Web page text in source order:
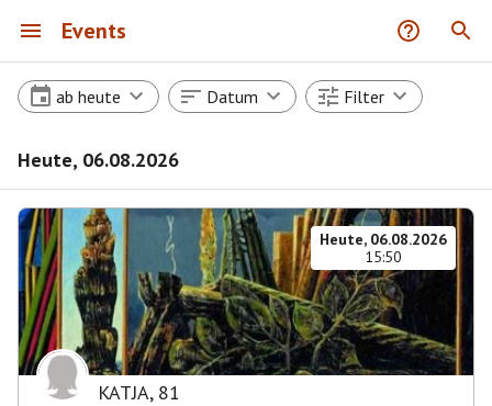
Events
ab heute Datum Filter
Heute, 06.08.2026
Heute, 06.08.2026
15:50
KATJA, 81